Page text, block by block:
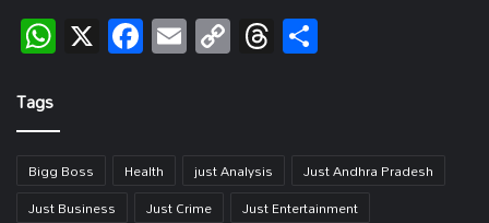
WhatsApp
X Facebook
EmailCopy
Link
Threads
Tags
Bigg Boss Health just Analysis
Just Andhra Pradesh
Just Business
Just Crime
Just Entertainment